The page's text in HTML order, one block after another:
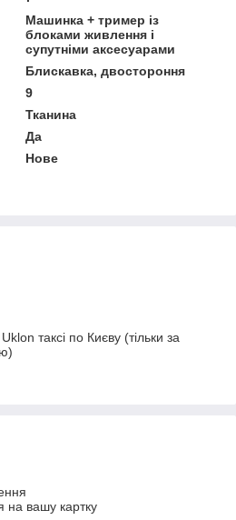
Машинка + тример із
блоками живлення і
супутніми аксесуарами
Блискавка, двостороння
9
Тканина
Да
Нове
таксі по Києву (тільки за
на вашу картку